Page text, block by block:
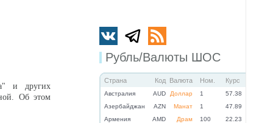
Рубль/Валюты ШОС
Страна Код Валюта Ном. Курс
Австралия AUD Доллар 1
57.38
Азербайджан
AZN Манат 1
47.89
Армения
AMD Драм 100
22.23
и других
Об этом